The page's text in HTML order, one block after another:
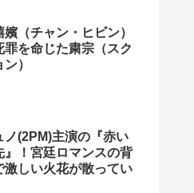
嬪（チャン・ヒビン）
罪を命じた粛宗（スク
）
ノ(2PM)主演の『赤い
』！宮廷ロマンスの背
激しい火花が散ってい